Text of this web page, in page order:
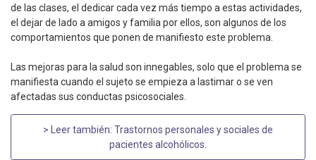
de las clases, el dedicar cada vez más tiempo a estas actividades,
el dejar de lado a amigos y familia por ellos, son algunos de los
comportamientos que ponen de manifiesto este problema.
Las mejoras para la salud son innegables, solo que el problema se
manifiesta cuando el sujeto se empieza a lastimar o se ven
afectadas sus conductas psicosociales.
> Leer también: Trastornos personales y sociales de
pacientes alcohólicos